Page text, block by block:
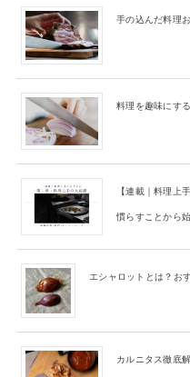
手の込んだ料理
料理を趣味にす
【連載｜料理上
慣らすことから
エシャロットとは？お
カルニタス徹底